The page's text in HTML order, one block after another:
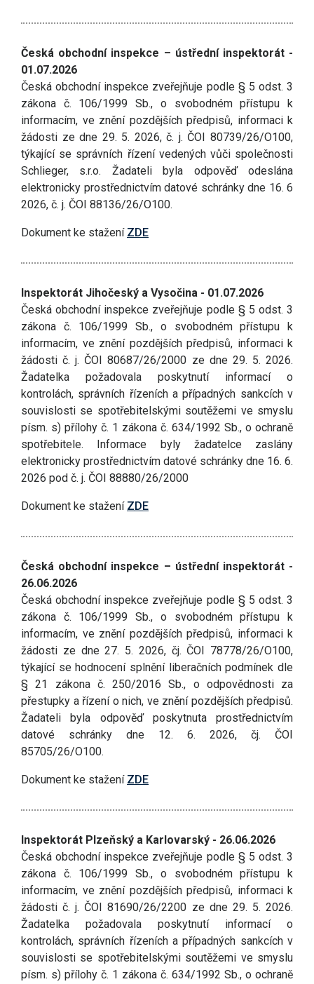
Česká obchodní inspekce – ústřední inspektorát -
01.07.2026
Česká obchodní inspekce zveřejňuje podle § 5 odst. 3
zákona č. 106/1999 Sb., o svobodném přístupu k
informacím, ve znění pozdějších předpisů, informaci k
žádosti ze dne 29. 5. 2026, č. j. ČOI 80739/26/O100,
týkající se správních řízení vedených vůči společnosti
Schlieger, s.r.o. Žadateli byla odpověď odeslána
elektronicky prostřednictvím datové schránky dne 16. 6
2026, č. j. ČOI 88136/26/O100.
Dokument ke stažení ZDE
Inspektorát Jihočeský a Vysočina - 01.07.2026
Česká obchodní inspekce zveřejňuje podle § 5 odst. 3
zákona č. 106/1999 Sb., o svobodném přístupu k
informacím, ve znění pozdějších předpisů, informaci k
žádosti č. j. ČOI 80687/26/2000 ze dne 29. 5. 2026.
Žadatelka požadovala poskytnutí informací o
kontrolách, správních řízeních a případných sankcích v
souvislosti se spotřebitelskými soutěžemi ve smyslu
písm. s) přílohy č. 1 zákona č. 634/1992 Sb., o ochraně
spotřebitele. Informace byly žadatelce zaslány
elektronicky prostřednictvím datové schránky dne 16. 6.
2026 pod č. j. ČOI 88880/26/2000
Dokument ke stažení ZDE
Česká obchodní inspekce – ústřední inspektorát -
26.06.2026
Česká obchodní inspekce zveřejňuje podle § 5 odst. 3
zákona č. 106/1999 Sb., o svobodném přístupu k
informacím, ve znění pozdějších předpisů, informaci k
žádosti ze dne 27. 5. 2026, čj. ČOI 78778/26/O100,
týkající se hodnocení splnění liberačních podmínek dle
§ 21 zákona č. 250/2016 Sb., o odpovědnosti za
přestupky a řízení o nich, ve znění pozdějších předpisů.
Žadateli byla odpověď poskytnuta prostřednictvím
datové schránky dne 12. 6. 2026, čj. ČOI
85705/26/O100.
Dokument ke stažení ZDE
Inspektorát Plzeňský a Karlovarský - 26.06.2026
Česká obchodní inspekce zveřejňuje podle § 5 odst. 3
zákona č. 106/1999 Sb., o svobodném přístupu k
informacím, ve znění pozdějších předpisů, informaci k
žádosti č. j. ČOI 81690/26/2200 ze dne 29. 5. 2026.
Žadatelka požadovala poskytnutí informací o
kontrolách, správních řízeních a případných sankcích v
souvislosti se spotřebitelskými soutěžemi ve smyslu
písm. s) přílohy č. 1 zákona č. 634/1992 Sb., o ochraně